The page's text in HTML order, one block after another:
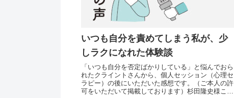
いつも自分を責めてしまう私が、少
しラクになれた体験談
「いつも自分を否定ばかりしている」と悩んでおら
れたクライントさんから、個人セッション（心理セ
ラピー）の後にいただいた感想です。（ご本人の許
可をいただいて掲載しております）杉田隆史様こん